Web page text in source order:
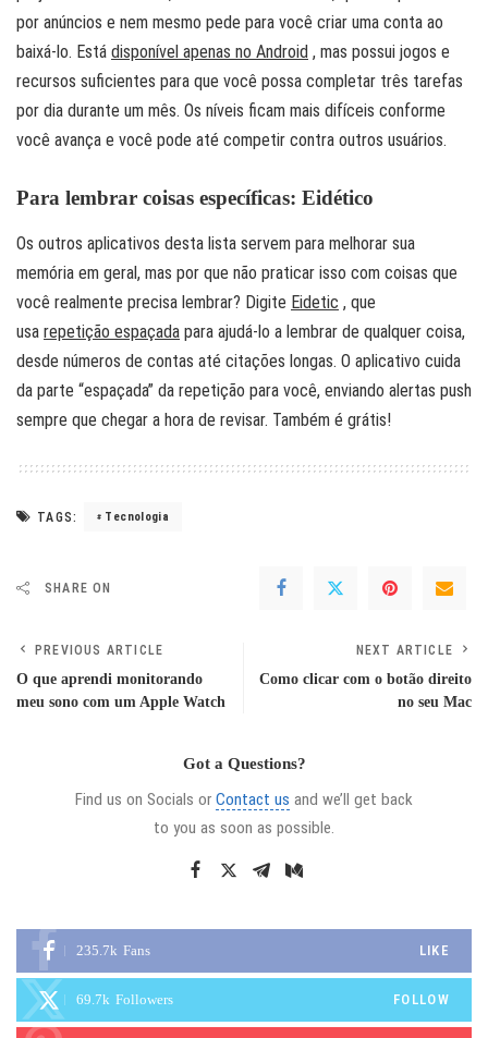
por anúncios e nem mesmo pede para você criar uma conta ao
baixá-lo. Está disponível apenas no Android , mas possui jogos e
recursos suficientes para que você possa completar três tarefas
por dia durante um mês. Os níveis ficam mais difíceis conforme
você avança e você pode até competir contra outros usuários.
Para lembrar coisas específicas: Eidético
Os outros aplicativos desta lista servem para melhorar sua
memória em geral, mas por que não praticar isso com coisas que
você realmente precisa lembrar? Digite Eidetic , que
usa repetição espaçada para ajudá-lo a lembrar de qualquer coisa,
desde números de contas até citações longas. O aplicativo cuida
da parte “espaçada” da repetição para você, enviando alertas push
sempre que chegar a hora de revisar. Também é grátis!
TAGS: Tecnologia
SHARE ON
PREVIOUS ARTICLE
O que aprendi monitorando
meu sono com um Apple Watch
NEXT ARTICLE
Como clicar com o botão direito
no seu Mac
Got a Questions?
Find us on Socials or Contact us and we’ll get back
to you as soon as possible.
235.7k Fans LIKE
69.7k Followers FOLLOW